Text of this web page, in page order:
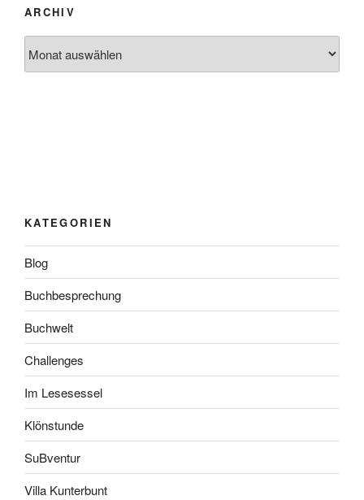
ARCHIV
KATEGORIEN
Blog
Buchbesprechung
Buchwelt
Challenges
Im Lesesessel
Klönstunde
SuBventur
Villa Kunterbunt